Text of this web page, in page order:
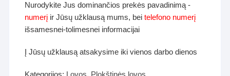
Nurodykite Jus dominančios prekės pavadinimą -
numerį ir Jūsų užklausą mums, beitelefono numerį
išsamesnei-tolimesnei informacijai
Į Jūsų užklausą atsakysime iki vienos darbo dienos